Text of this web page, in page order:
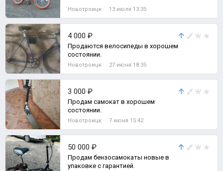
Новотроицк 13 июля 13:35
4 000 ₽
Продаются велосипеды в хорошем
состоянии.
Новотроицк 27 июня 18:35
3 000 ₽
Продам самокат в хорошем
состоянии.
Новотроицк 7 июня 15:42
50 000 ₽
Продам бензосамокаты новые в
упаковке с гарантией.